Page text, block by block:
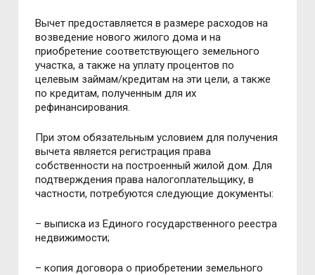
Вычет предоставляется в размере расходов на
возведение нового жилого дома и на
приобретение соответствующего земельного
участка, а также на уплату процентов по
целевым займам/кредитам на эти цели, а также
по кредитам, полученным для их
рефинансирования.
При этом обязательным условием для получения
вычета является регистрация права
собственности на построенный жилой дом. Для
подтверждения права налогоплательщику, в
частности, потребуются следующие документы:
– выписка из Единого государственного реестра
недвижимости;
– копия договора о приобретении земельного